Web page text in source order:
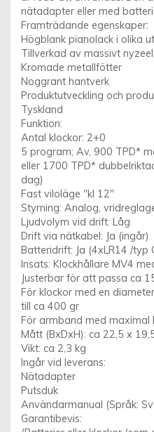
nätadapter eller med
Framträdande egenskaper:
Högblank pianolack i olika
Tillverkad av massivt
Kromade metallfötter
Noggrant hantverk
Produktutveckling och
Tyskland
Funktion:
Antal klockor: 2+0
5 program; Av, 900 TPD*
eller 1700 TPD*
dag)
Fast viloläge "kl 12"
Styrning: Analog,
Ljudvolym vid drift: Låg
Drift via nätkabel: Ja (ingår)
Batteridrift: Ja (4xLR14 /typ
Insats: Klockhållare MV4
Justerbar för att passa ca
För klockor med en
till ca 400 gr
För armband med
Mått (BxDxH): ca 22,5 x
Vikt: ca 2,3 kg
Ingår vid leverans:
Nätadapter
Putsduk
Användarmanual (Språk:
Garantibevis: